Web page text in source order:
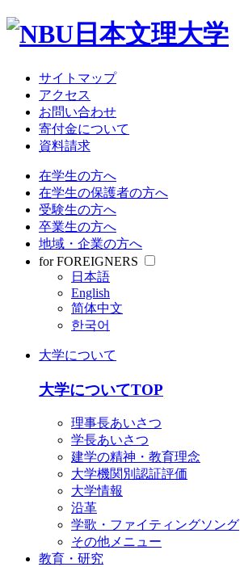
サイトマップ
アクセス
お問い合わせ
寄付金について
資料請求
在学生の方へ
在学生の保護者の方へ
受験生の方へ
卒業生の方へ
地域・企業の方へ
for FOREIGNERS
日本語
English
简体中文
한국어
大学について
大学についてTOP
理事長あいさつ
学長あいさつ
建学の精神・教育理念
大学機関別認証評価
大学情報
沿革
学歌・ファイティングソング
その他メニュー
教育・研究
大学について
教育・研究
受験情報
就職関連
学生生活
サイトマップ
アクセス
お問い合わせ
寄付金について
資料請求
在学生の方へ
在学生の保護者の方へ
受験生の方へ
卒業生の方へ
地域・企業の方へ
日本語
简体中文